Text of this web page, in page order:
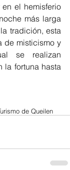
el hemisferio
más larga
tradición, esta
de misticismo y
se realizan
la fortuna hasta
de Queilen